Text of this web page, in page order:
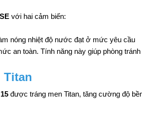
với hai cảm biến:
nóng nhiệt độ nước đạt ở mức yêu cầu
an toàn. Tính năng này giúp phòng
Titan
được tráng men Titan, tăng cường độ